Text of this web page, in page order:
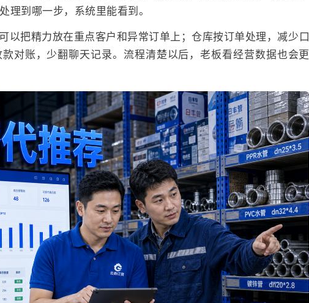
理到哪一步，系统里能看到。
以把精力放在重点客户和异常订单上；仓库按订单处理，减少口
对账，少翻聊天记录。流程清楚以后，老板看经营数据也会更